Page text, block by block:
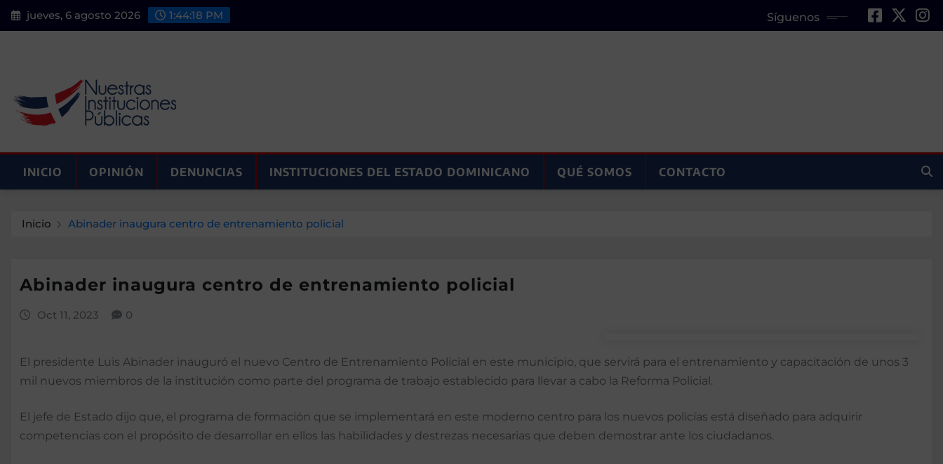
Saltar
al
jueves, 6 agosto 2026 1:44:19 PM Síguenos
INICIO OPINIÓN DENUNCIAS INSTITUCIONES DEL ESTADO DOMINICANO QUÉ SOMOS CONTACTO
Inicio Abinader inaugura centro de entrenamiento policial
Abinader inaugura centro de entrenamiento policial
Oct 11, 2023 0
El presidente Luis Abinader inauguró el nuevo Centro de Entrenamiento Policial en este municipio, que servirá para el entrenamiento y capacitación de unos 3
mil nuevos miembros de la institución como parte del programa de trabajo establecido para llevar a cabo la Reforma Policial.
El jefe de Estado dijo que, el programa de formación que se implementará en este moderno centro para los nuevos policías está diseñado para adquirir
competencias con el propósito de desarrollar en ellos las habilidades y destrezas necesarias que deben demostrar ante los ciudadanos.